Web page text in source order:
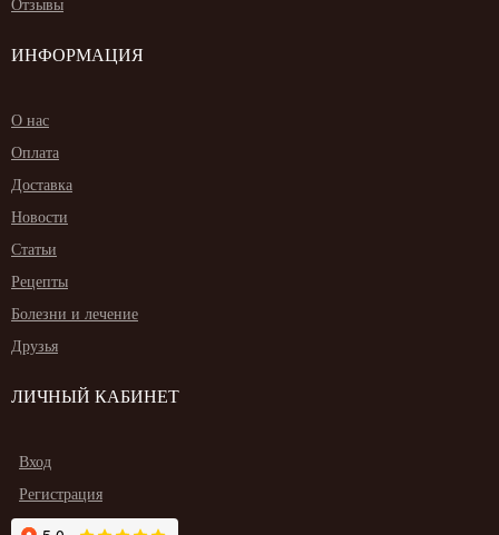
Отзывы
ИНФОРМАЦИЯ
О нас
Оплата
Доставка
Новости
Статьи
Рецепты
Болезни и лечение
Друзья
ЛИЧНЫЙ КАБИНЕТ
Вход
Регистрация